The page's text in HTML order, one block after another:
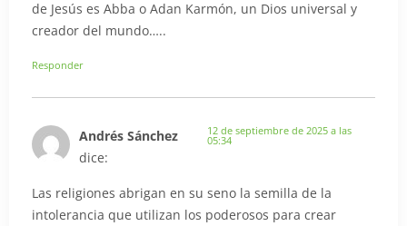
de Jesús es Abba o Adan Karmón, un Dios universal y
creador del mundo…..
Responder
Andrés Sánchez
dice:
12 de septiembre de 2025 a las
05:34
Las religiones abrigan en su seno la semilla de la
intolerancia que utilizan los poderosos para crear